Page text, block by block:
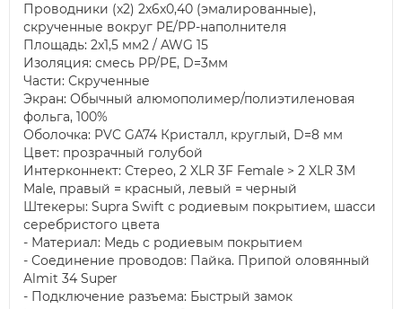
Проводники (x2) 2x6x0,40 (эмалированные),
скрученные вокруг PE/PP-наполнителя
Площадь: 2x1,5 мм2 / AWG 15
Изоляция: смесь PP/PE, D=3мм
Части: Скрученные
Экран: Обычный алюмополимер/полиэтиленовая
фольга, 100%
Оболочка: PVC GA74 Кристалл, круглый, D=8 мм
Цвет: прозрачный голубой
Интерконнект: Стерео, 2 XLR 3F Female > 2 XLR 3M
Male, правый = красный, левый = черный
Штекеры: Supra Swift с родиевым покрытием, шасси
серебристого цвета
- Материал: Медь с родиевым покрытием
- Соединение проводов: Пайка. Припой оловянный
Almit 34 Super
- Подключение разъема: Быстрый замок